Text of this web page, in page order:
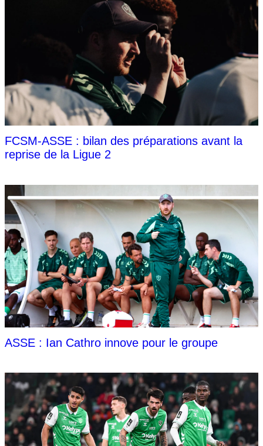
FCSM-ASSE : bilan des préparations avant la
reprise de la Ligue 2
ASSE : Ian Cathro innove pour le groupe